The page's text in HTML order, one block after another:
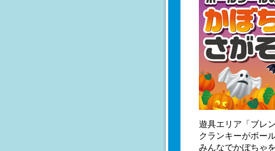
遊具エリア「ブレ
クランキーがボー
みんなでかぼちゃ